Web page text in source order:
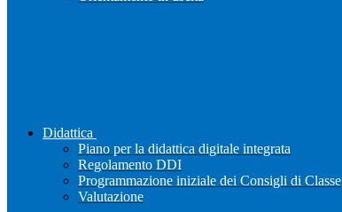
Didattica
Piano per la didattica digitale integrata
Regolamento DDI
Programmazione iniziale dei Consigli di Classe
Valutazione